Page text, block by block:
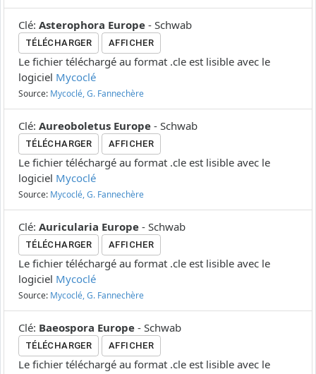
Clé: Asterophora Europe - Schwab
TÉLÉCHARGER AFFICHER
Le fichier téléchargé au format .cle est lisible avec le
logiciel Mycoclé
Source: Mycoclé, G. Fannechère
Clé: Aureoboletus Europe - Schwab
TÉLÉCHARGER AFFICHER
Le fichier téléchargé au format .cle est lisible avec le
logiciel Mycoclé
Source: Mycoclé, G. Fannechère
Clé: Auricularia Europe - Schwab
TÉLÉCHARGER AFFICHER
Le fichier téléchargé au format .cle est lisible avec le
logiciel Mycoclé
Source: Mycoclé, G. Fannechère
Clé: Baeospora Europe - Schwab
TÉLÉCHARGER AFFICHER
Le fichier téléchargé au format .cle est lisible avec le